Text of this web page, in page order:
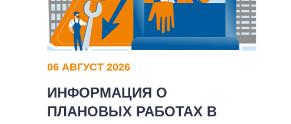
06 АВГУСТ 2026
ИНФОРМАЦИЯ О
ПЛАНОВЫХ РАБОТАХ В